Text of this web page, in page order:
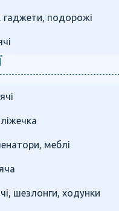
гаджети, подорожі
меблі
шезлонги, ходунки